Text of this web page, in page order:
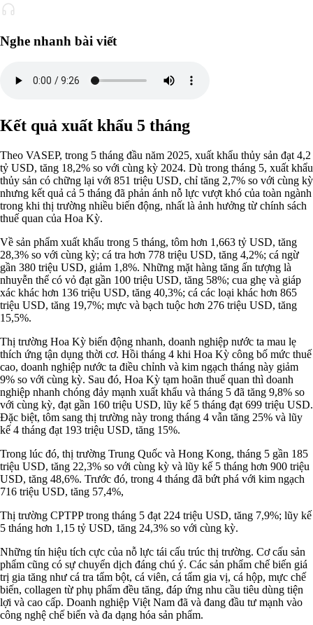
Nghe nhanh bài viết
Kết quả xuất khẩu 5 tháng
Theo VASEP, trong 5 tháng đầu năm 2025, xuất khẩu thủy sản đạt 4,2
tỷ USD, tăng 18,2% so với cùng kỳ 2024. Dù trong tháng 5, xuất khẩu
thủy sản có chững lại với 851 triệu USD, chỉ tăng 2,7% so với cùng kỳ
nhưng kết quả cả 5 tháng đã phản ánh nỗ lực vượt khó của toàn ngành
trong khi thị trường nhiều biến động, nhất là ảnh hưởng từ chính sách
thuế quan của Hoa Kỳ.
Về sản phẩm xuất khẩu trong 5 tháng, tôm hơn 1,663 tỷ USD, tăng
28,3% so với cùng kỳ; cá tra hơn 778 triệu USD, tăng 4,2%; cá ngừ
gần 380 triệu USD, giảm 1,8%. Những mặt hàng tăng ấn tượng là
nhuyễn thể có vỏ đạt gần 100 triệu USD, tăng 58%; cua ghẹ và giáp
xác khác hơn 136 triệu USD, tăng 40,3%; cá các loại khác hơn 865
triệu USD, tăng 19,7%; mực và bạch tuộc hơn 276 triệu USD, tăng
15,5%.
Thị trường Hoa Kỳ biến động nhanh, doanh nghiệp nước ta mau lẹ
thích ứng tận dụng thời cơ. Hồi tháng 4 khi Hoa Kỳ công bố mức thuế
cao, doanh nghiệp nước ta điều chỉnh và kim ngạch tháng này giảm
9% so với cùng kỳ. Sau đó, Hoa Kỳ tạm hoãn thuế quan thì doanh
nghiệp nhanh chóng đảy mạnh xuất khẩu và tháng 5 đã tăng 9,8% so
với cùng kỳ, đạt gần 160 triệu USD, lũy kế 5 tháng đạt 699 triệu USD.
Đặc biệt, tôm sang thị trường này trong tháng 4 vẫn tăng 25% và lũy
kế 4 tháng đạt 193 triệu USD, tăng 15%.
Trong lúc đó, thị trường Trung Quốc và Hong Kong, tháng 5 gần 185
triệu USD, tăng 22,3% so với cùng kỳ và lũy kế 5 tháng hơn 900 triệu
USD, tăng 48,6%. Trước đó, trong 4 tháng đã bứt phá với kim ngạch
716 triệu USD, tăng 57,4%,
Thị trường CPTPP trong tháng 5 đạt 224 triệu USD, tăng 7,9%; lũy kế
5 tháng hơn 1,15 tỷ USD, tăng 24,3% so với cùng kỳ.
Những tín hiệu tích cực của nỗ lực tái cấu trúc thị trường. Cơ cấu sản
phẩm cũng có sự chuyển dịch đáng chú ý. Các sản phẩm chế biến giá
trị gia tăng như cá tra tẩm bột, cá viên, cá tẩm gia vị, cá hộp, mực chế
biến, collagen từ phụ phẩm đều tăng, đáp ứng nhu cầu tiêu dùng tiện
lợi và cao cấp. Doanh nghiệp Việt Nam đã và đang đầu tư mạnh vào
công nghệ chế biến và đa dạng hóa sản phẩm.